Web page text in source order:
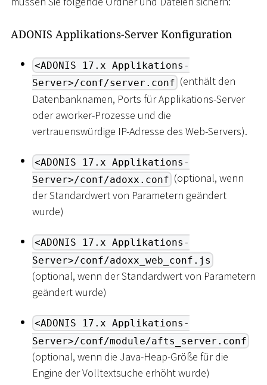
ADONIS Applikations-Server Konfiguration
<ADONIS 17.x Applikations-
Server>/conf/server.conf (enthält den
Datenbanknamen, Ports für Applikations-Server
oder aworker-Prozesse und die
vertrauenswürdige IP-Adresse des Web-Servers).
<ADONIS 17.x Applikations-
Server>/conf/adoxx.conf (optional, wenn
der Standardwert von Parametern geändert
wurde)
<ADONIS 17.x Applikations-
Server>/conf/adoxx_web_conf.js
(optional, wenn der Standardwert von Parametern
geändert wurde)
<ADONIS 17.x Applikations-
Server>/conf/module/afts_server.conf
(optional, wenn die Java-Heap-Größe für die
Engine der Volltextsuche erhöht wurde)